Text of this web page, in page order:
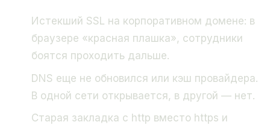
Истекший SSL на корпоративном домене: в
браузере «красная плашка», сотрудники
боятся проходить дальше.
DNS еще не обновился или кэш провайдера.
В одной сети открывается, в другой — нет.
Старая закладка с http вместо https и